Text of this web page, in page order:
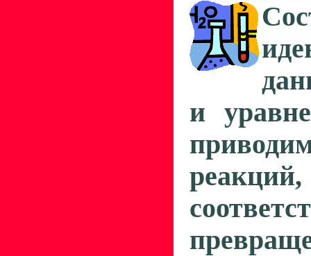
и
реакций,